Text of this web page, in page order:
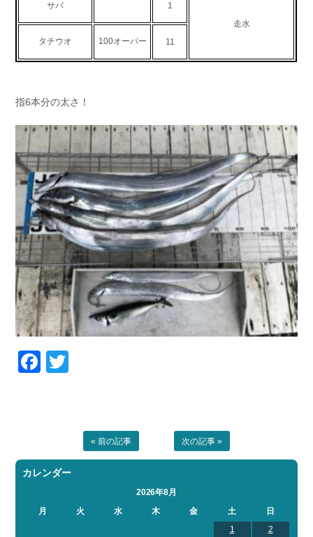
Contact us
サバ
1
走水
タチウオ
100オーバー 11
指6本分の太さ！
Facebook
« 前の記事 次の記事 »
カレンダー
2026年8月
月
火 水 木 金 土
日
1
2